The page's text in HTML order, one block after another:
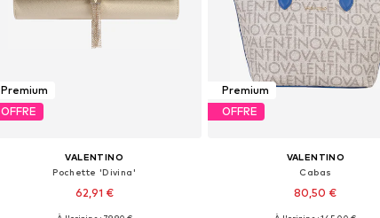
Premium
OFFRE
VALENTINO
Pochette 'Divina'
62,91 €
Premium
OFFRE
VALENTINO
Cabas
80,50 €